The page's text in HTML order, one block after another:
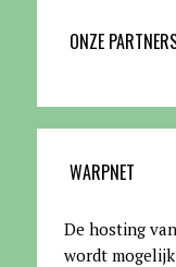
ONZE
WARPNET
De hosting
wordt